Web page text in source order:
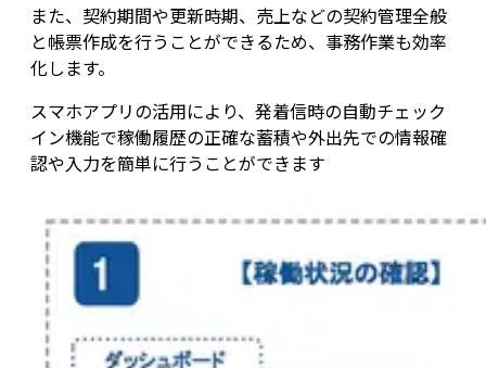
また、契約期間や更新時期、売上などの契約管理全般
と帳票作成を行うことができるため、事務作業も効率
化します。
スマホアプリの活用により、発着信時の自動チェック
イン機能で稼働履歴の正確な蓄積や外出先での情報確
認や入力を簡単に行うことができます